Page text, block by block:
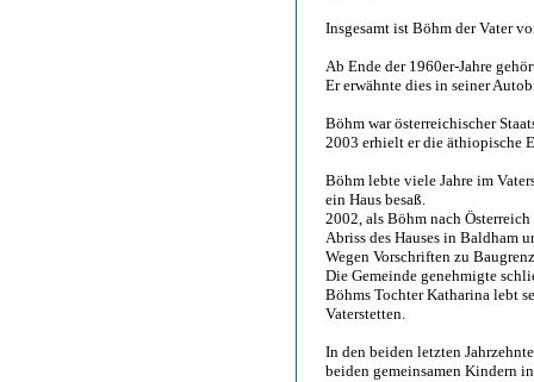
Insgesamt ist Böhm der Vater
Ab Ende der 1960er-Jahre
Er erwähnte dies in seiner
Böhm war österreichischer
2003 erhielt er die äthiopische
Böhm lebte viele Jahre im
ein Haus besaß.
2002, als Böhm nach
Abriss des Hauses in Baldham
Wegen Vorschriften zu
Die Gemeinde genehmigte
Böhms Tochter Katharina lebt
Vaterstetten.
In den beiden letzten
beiden gemeinsamen Kindern